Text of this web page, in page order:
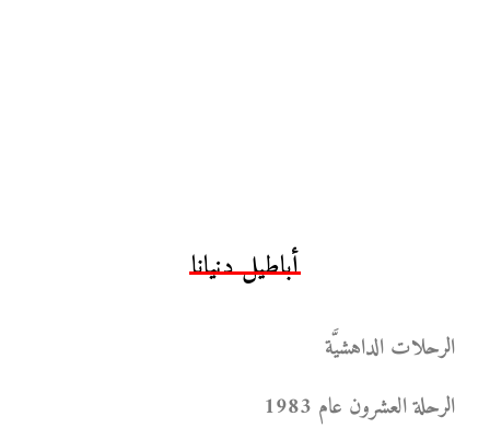
أباطيل دنيانا
الرحلات الداهشيَّة
الرحلة العشرون عام 1983